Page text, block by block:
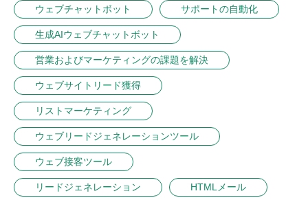
ウェブチャットボット サポートの自動化
生成AIウェブチャットボット
営業およびマーケティングの課題を解決
ウェブサイトリード獲得
リストマーケティング
ウェブリードジェネレーションツール
ウェブ接客ツール
リードジェネレーション HTMLメール